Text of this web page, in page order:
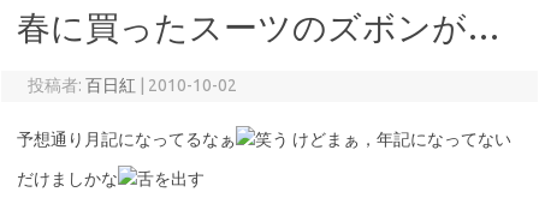
春に買ったスーツのズボンが…
投稿者: 百日紅 2010-10-02
予想通り月記になってるなぁ けどまぁ，年記になってない
だけましかな